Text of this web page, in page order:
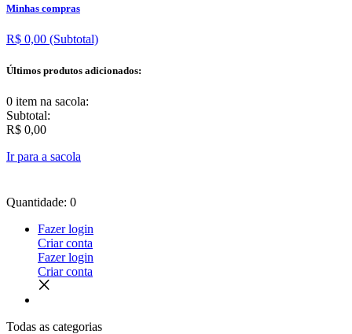
Minhas compras
R$ 0,00 (Subtotal)
Últimos produtos adicionados:
0 item na sacola:
Subtotal:
R$ 0,00
Ir para a sacola
Quantidade: 0
Fazer login
Criar conta
Fazer login
Criar conta
Todas as categorias